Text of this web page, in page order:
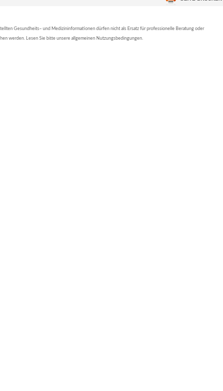
Gesundheits– und Medizininformationen dürfen nicht als Ersatz für professionelle Beratung oder
werden. Lesen Sie bitte unsere allgemeinen Nutzungsbedingungen.